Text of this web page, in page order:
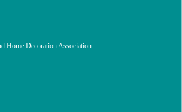
Home Decoration Association